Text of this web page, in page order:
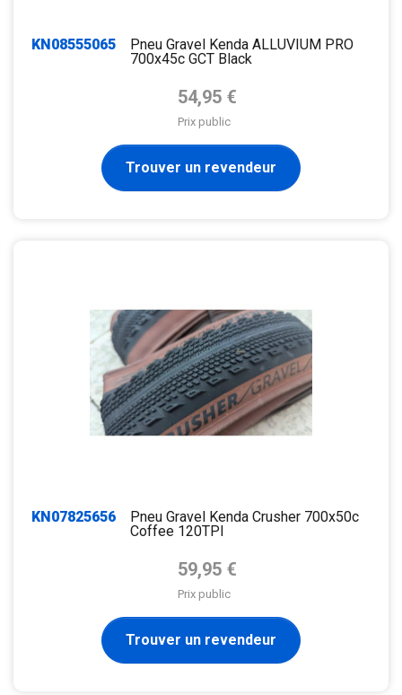
KN08555065
Pneu Gravel Kenda ALLUVIUM PRO
700x45c GCT Black
Prix de base
54,95 €
Prix public
Trouver un revendeur
KN07825656
Pneu Gravel Kenda Crusher 700x50c
Coffee 120TPI
Prix de base
59,95 €
Prix public
Trouver un revendeur